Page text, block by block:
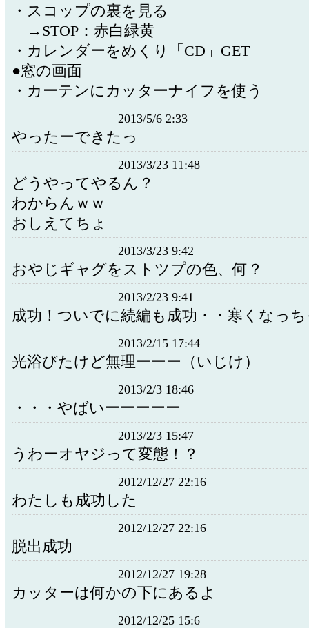
・スコップの裏を見る
→STOP：赤白緑黄
・カレンダーをめくり「CD」GET
●窓の画面
・カーテンにカッターナイフを使う
2013/5/6 2:33
やったーできたっ
2013/3/23 11:48
どうやってやるん？
わからんｗｗ
おしえてちょ
2013/3/23 9:42
おやじギャグをストツプの色、何？
2013/2/23 9:41
成功！ついでに続編も成功・・寒くなっ
2013/2/15 17:44
光浴びたけど無理ーーー（いじけ）
2013/2/3 18:46
・・・やばいーーーーー
2013/2/3 15:47
うわーオヤジって変態！？
2012/12/27 22:16
わたしも成功した
2012/12/27 22:16
脱出成功
2012/12/27 19:28
カッターは何かの下にあるよ
2012/12/25 15:6